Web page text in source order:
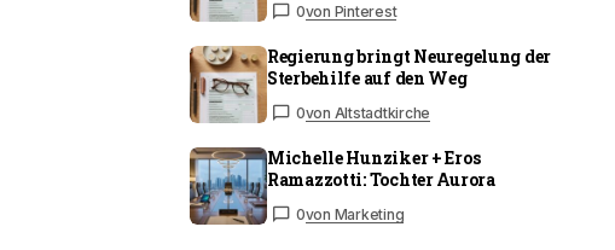
0von Pinterest
Regierung bringt Neuregelung der
Sterbehilfe auf den Weg
0von Altstadtkirche
Michelle Hunziker + Eros
Ramazzotti: Tochter Aurora
0von Marketing